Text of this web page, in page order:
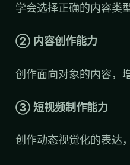
学会选择正确的内容类
② 内容创作能力
创作面向对象的内容，
③ 短视频制作能力
创作动态视觉化的表达